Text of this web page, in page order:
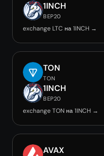
1INCH
BEP20
exchange LTC на 1INCH →
TON
TON
1INCH
BEP20
exchange TON на 1INCH →
AVAX